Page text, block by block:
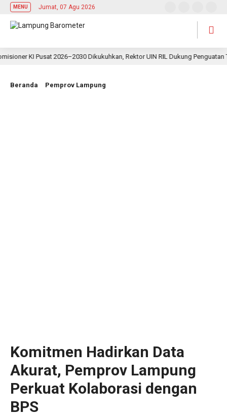
MENU Jumat, 07 Agu 2026
KI Pusat 2026–2030 Dikukuhkan, Rektor UIN RIL Dukung Penguatan Tata
Beranda Pemprov Lampung
Komitmen Hadirkan Data
Akurat, Pemprov Lampung
Perkuat Kolaborasi dengan
BPS